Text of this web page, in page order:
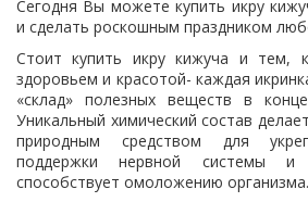
Сегодня Вы можете купить икру
и сделать роскошным праздником
Стоит купить икру кижуча и тем,
здоровьем и красотой- каждая
«склад» полезных веществ в
Уникальный химический состав
природным средством для
поддержки нервной системы
способствует омоложению организма.